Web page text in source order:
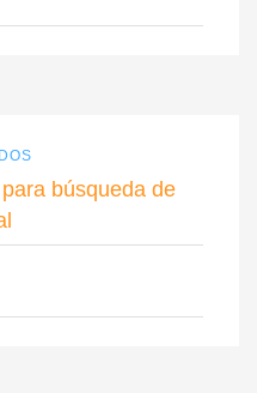
búsqueda de